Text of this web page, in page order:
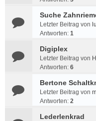
Suche
Letzter Beitrag von
Antworten: 1
Digiplex
Letzter Beitrag von
Antworten: 6
Bertone
Letzter Beitrag von
Antworten: 2
Lederlenkrad